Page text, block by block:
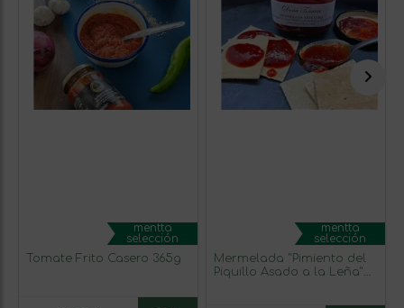
mentta
selección
Tomate Frito Casero 365g
mentta
selección
Mermelada "Pimiento del
Piquillo Asado a la Leña"